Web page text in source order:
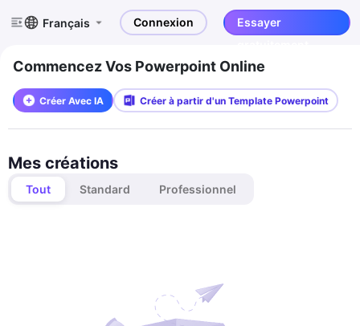
Français Connexion
Essayer
Commencez Vos Powerpoint Online
Créer Avec IA Créer à partir d'un Template Powerpoint
Mes créations
Tout Standard Professionnel